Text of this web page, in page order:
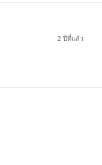
2 ปีที่แล้ว